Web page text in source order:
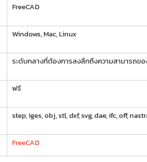
FreeCAD
Windows, Mac, Linux
ระดับกลางที่ต้องการลงลึกถึงความสามารถข
ฟรี
step, iges, obj, stl, dxf, svg, dae, ifc, off,
FreeCAD